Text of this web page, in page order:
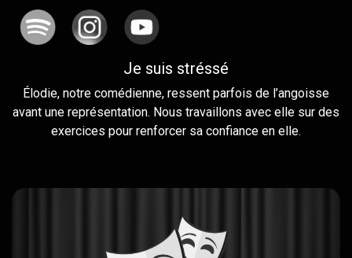
Je suis stréssé
Élodie, notre comédienne, ressent parfois de l’angoisse
avant une représentation. Nous travaillons avec elle sur des
exercices pour renforcer sa confiance en elle.